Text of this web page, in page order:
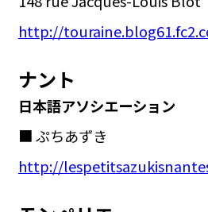
http://
ナント
日本語アソシエーション
■ ぷちあずき
http://